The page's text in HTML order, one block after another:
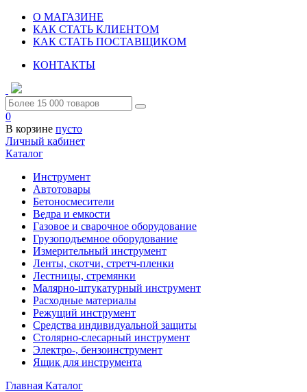
О МАГАЗИНЕ
КАК СТАТЬ КЛИЕНТОМ
КАК СТАТЬ ПОСТАВЩИКОМ
КОНТАКТЫ
0
В корзине пусто
Личный кабинет
Каталог
Инструмент
Автотовары
Бетоносмесители
Ведра и емкости
Газовое и сварочное оборудование
Грузоподъемное оборудование
Измерительный инструмент
Ленты, скотчи, стретч-пленки
Лестницы, стремянки
Малярно-штукатурный инструмент
Расходные материалы
Режущий инструмент
Средства индивидуальной защиты
Столярно-слесарный инструмент
Электро-, бензоинструмент
Ящик для инструмента
Главная Каталог